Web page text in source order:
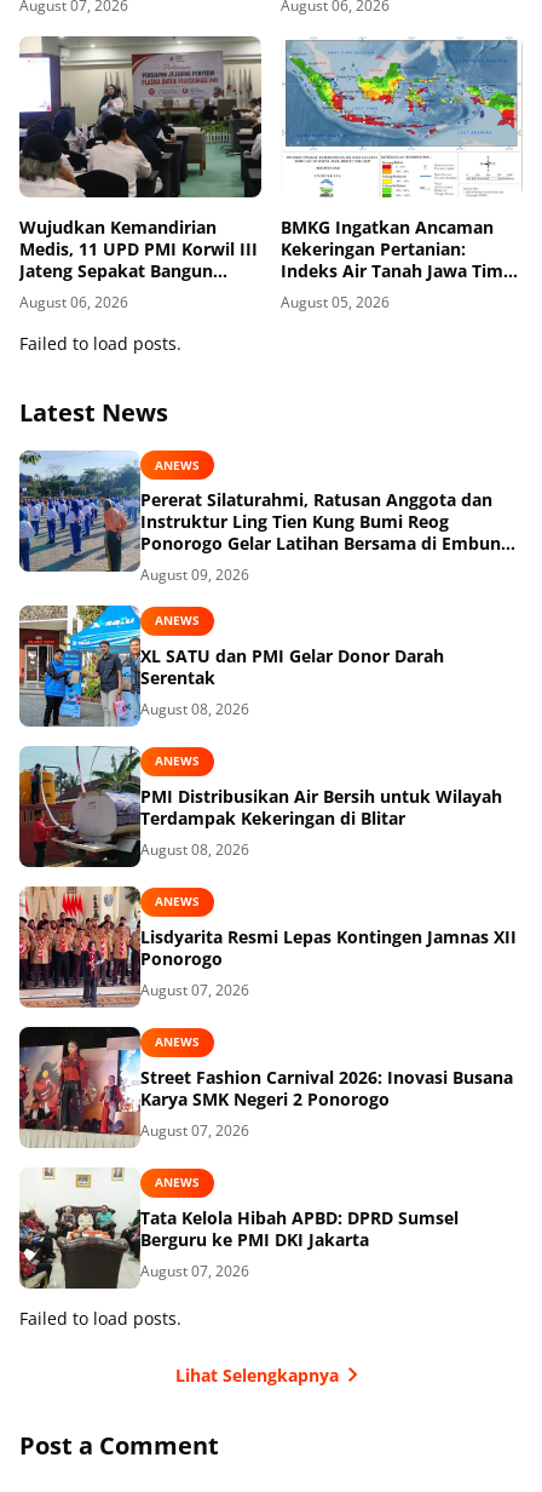
August 07, 2026
Bencana di Kawasan Pesisir
dan Sekolah
August 06, 2026
Wujudkan Kemandirian
Medis, 11 UPD PMI Korwil III
Jateng Sepakat Bangun
Jejaring Plasma Fraksionasi
Berkualitas CPOB
August 06, 2026
BMKG Ingatkan Ancaman
Kekeringan Pertanian:
Indeks Air Tanah Jawa Timur
Agustus 2026 Masuk
Kategori Kurang
August 05, 2026
Failed to load posts.
Latest News
ANEWS
Pererat Silaturahmi, Ratusan Anggota dan
Instruktur Ling Tien Kung Bumi Reog
Ponorogo Gelar Latihan Bersama di Embung
Pakel
August 09, 2026
ANEWS
XL SATU dan PMI Gelar Donor Darah
Serentak
August 08, 2026
ANEWS
PMI Distribusikan Air Bersih untuk Wilayah
Terdampak Kekeringan di Blitar
August 08, 2026
ANEWS
Lisdyarita Resmi Lepas Kontingen Jamnas XII
Ponorogo
August 07, 2026
ANEWS
Street Fashion Carnival 2026: Inovasi Busana
Karya SMK Negeri 2 Ponorogo
August 07, 2026
ANEWS
Tata Kelola Hibah APBD: DPRD Sumsel
Berguru ke PMI DKI Jakarta
August 07, 2026
Failed to load posts.
Lihat Selengkapnya
Post a Comment